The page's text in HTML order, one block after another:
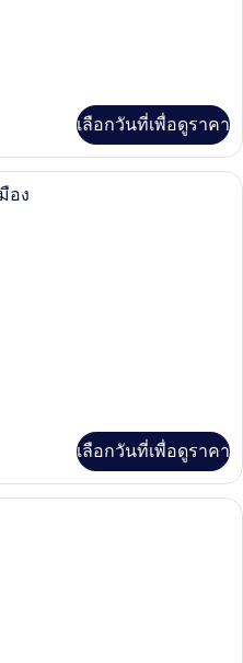
เลือกวันที่เพื่อดูราคา
ห้องดีลักซ์, เตียงเดี่ยว 2 เตียง, วิวเมื
อง
เลือกวันที่เพื่อดูราคา
มินิบาร์, ตู้นิรภัยในห้องพัก, โต๊ะทำงา